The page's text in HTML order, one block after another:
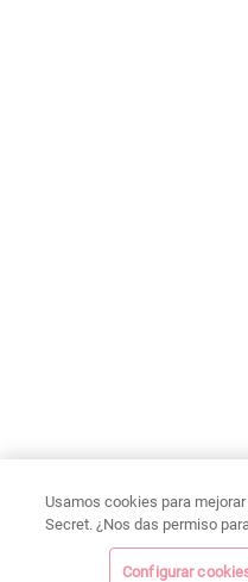
Usamos cookies para
Secret. ¿Nos das permiso
Configurar